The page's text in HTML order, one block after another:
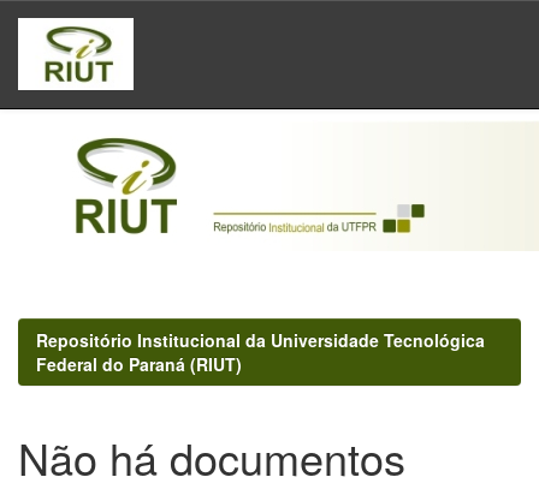
Skip
navigation
Repositório Institucional da Universidade Tecnológica
Federal do Paraná (RIUT)
Não há documentos